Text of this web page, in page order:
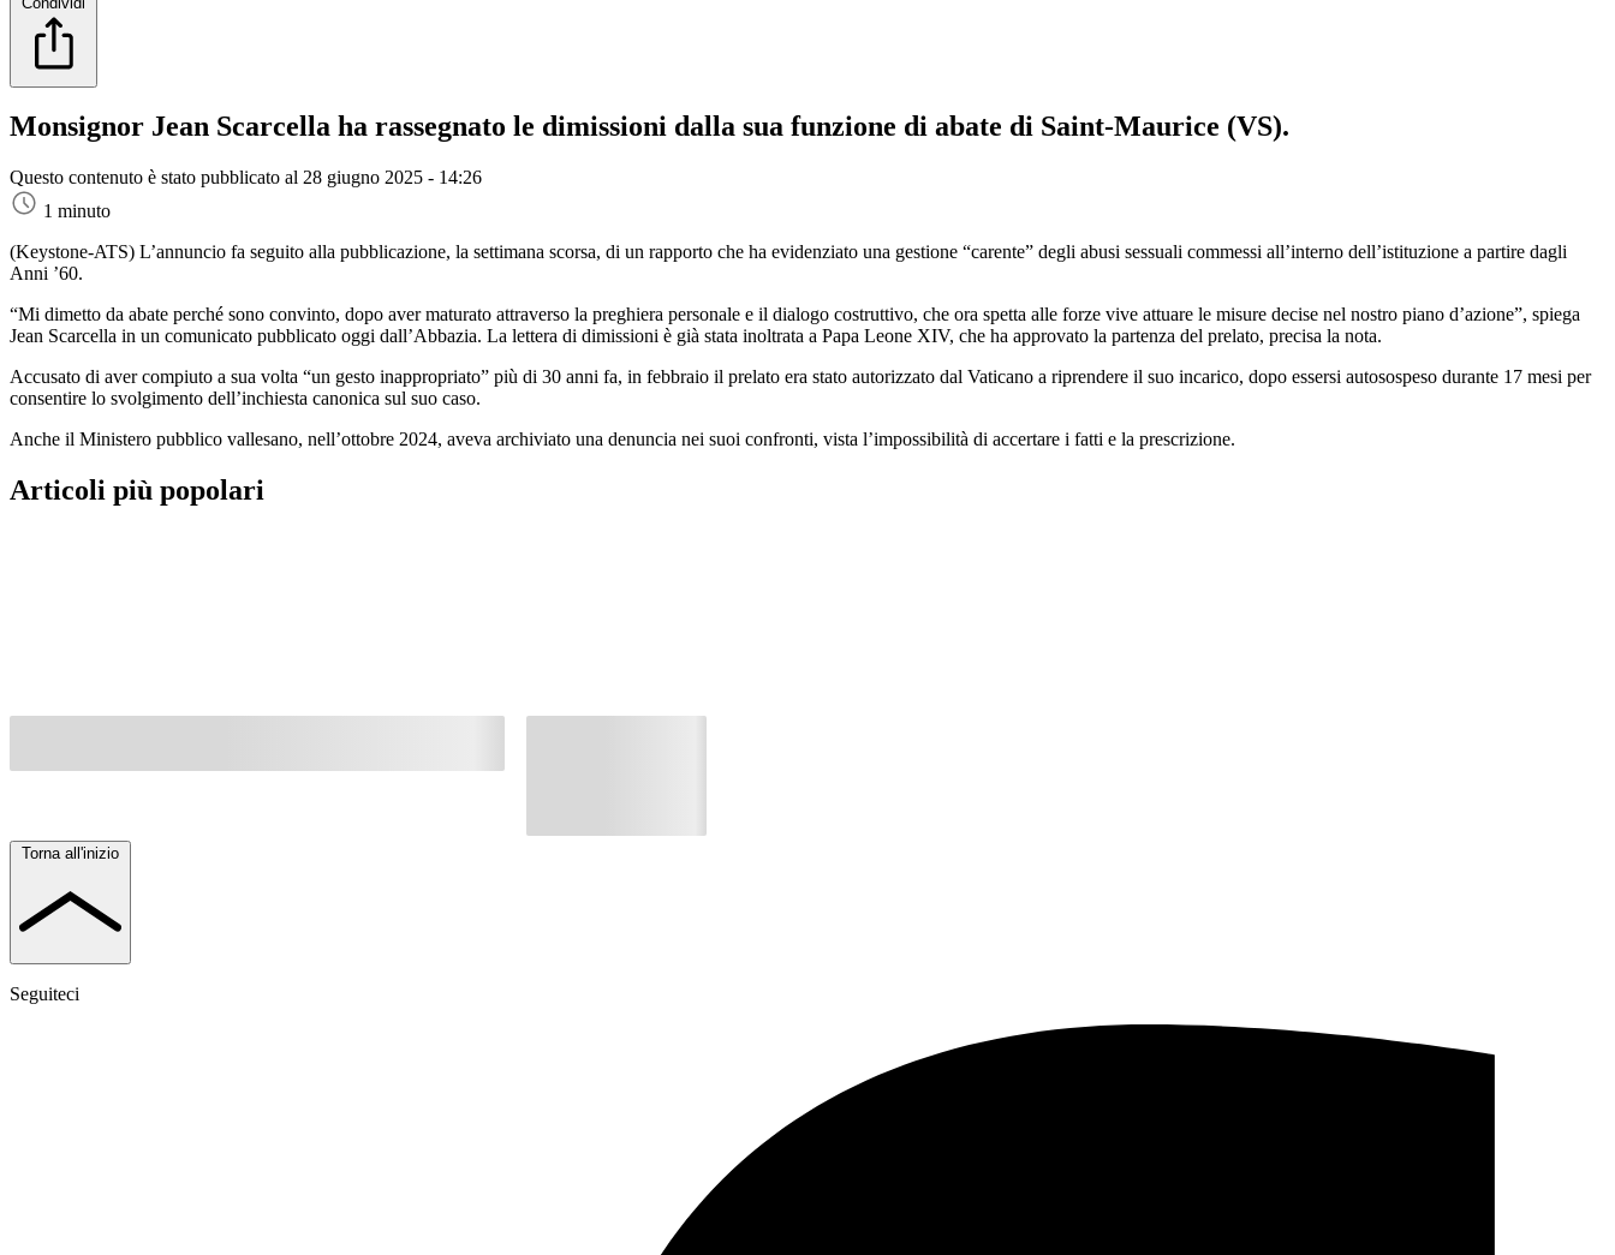
Monsignor Jean Scarcella ha rassegnato le dimissioni dalla sua funzione di abate di Saint-Maurice (VS).
Questo contenuto è stato pubblicato al 28 giugno 2025 - 14:26
1 minuto
(Keystone-ATS) L’annuncio fa seguito alla pubblicazione, la settimana scorsa, di un rapporto che ha evidenziato una gestione “carente” degli abusi sessuali commessi all’interno dell’istituzione a partire dagli
Anni ’60.
“Mi dimetto da abate perché sono convinto, dopo aver maturato attraverso la preghiera personale e il dialogo costruttivo, che ora spetta alle forze vive attuare le misure decise nel nostro piano d’azione”, spiega
Jean Scarcella in un comunicato pubblicato oggi dall’Abbazia. La lettera di dimissioni è già stata inoltrata a Papa Leone XIV, che ha approvato la partenza del prelato, precisa la nota.
Accusato di aver compiuto a sua volta “un gesto inappropriato” più di 30 anni fa, in febbraio il prelato era stato autorizzato dal Vaticano a riprendere il suo incarico, dopo essersi autosospeso durante 17 mesi per
consentire lo svolgimento dell’inchiesta canonica sul suo caso.
Anche il Ministero pubblico vallesano, nell’ottobre 2024, aveva archiviato una denuncia nei suoi confronti, vista l’impossibilità di accertare i fatti e la prescrizione.
Articoli più popolari
Torna all'inizio
Seguiteci